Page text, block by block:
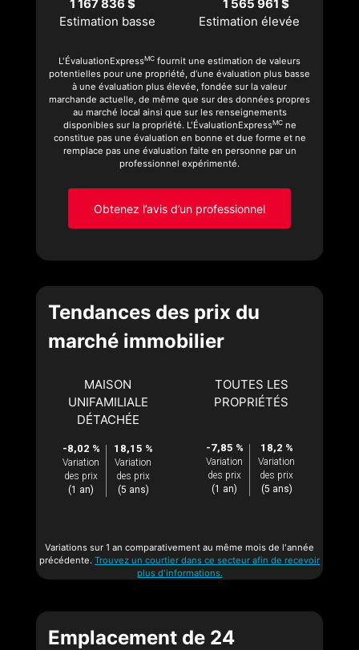
1 167 836 $
1 565 961 $
Estimation basse
Estimation élevée
L'ÉvaluationExpressMC fournit une estimation de valeurs
potentielles pour une propriété, d’une évaluation plus basse
à une évaluation plus élevée, fondée sur la valeur
marchande actuelle, de même que sur des données propres
au marché local ainsi que sur les renseignements
disponibles sur la propriété. L'ÉvaluationExpressMCne
constitue pas une évaluation en bonne et due forme et ne
remplace pas une évaluation faite en personne par un
professionnel expérimenté.
Obtenez l’avis d’un professionnel
Tendances des prix du
marché immobilier
MAISON
UNIFAMILIALE
DÉTACHÉE
-8,02 %
Variation
des prix
(1 an)
18,15 %
Variation
des prix
(5 ans)
TOUTES LES
PROPRIÉTÉS
-7,85 %
Variation
des prix
(1 an)
18,2 %
Variation
des prix
(5 ans)
Variations sur 1 an comparativement au même mois de l'année
précédente. Trouvez un courtier dans ce secteur afin de recevoir
plus d'informations.
Emplacement de 24